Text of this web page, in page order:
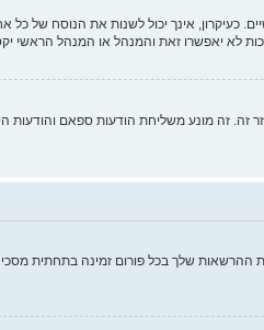
אינך יכול לשנות את הנוסח של כל
לא יאפשרו זאת והמנהל או המנהל הראשי
זה מונע משליחת הודעות ספאם והודעות
שלך בכל פורום זמינה בתחתית מסכי